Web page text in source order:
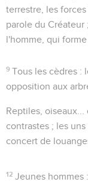
terrestre, les
parole du Créateur
l'homme, qui
9 Tous les cèdres :
opposition aux
Reptiles, oiseaux...
contrastes ; les
concert de
12 Jeunes hommes